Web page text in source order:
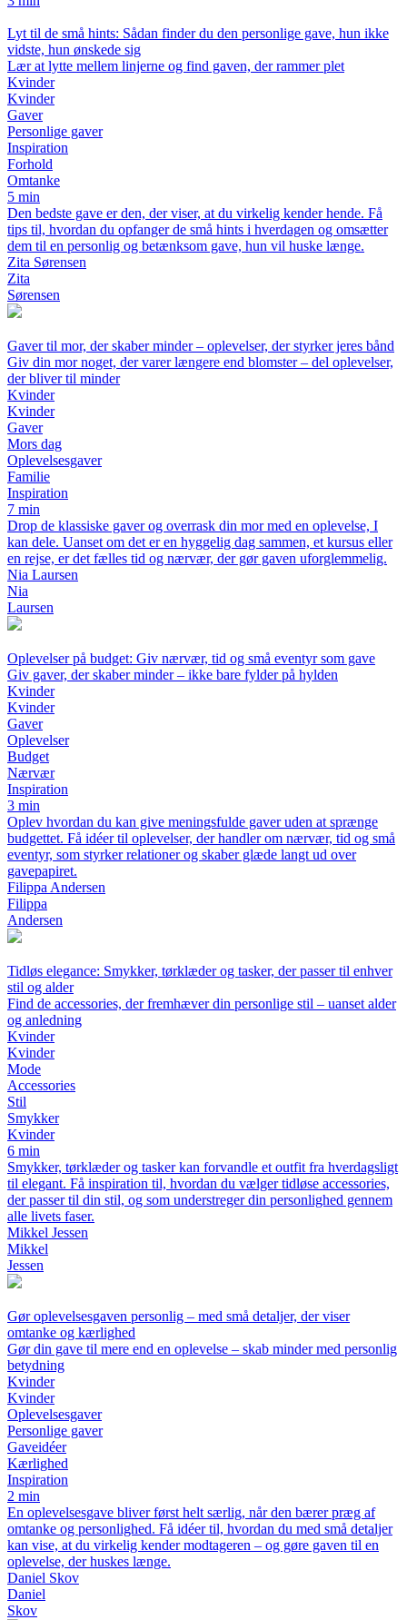
Lyt til de små hints: Sådan finder du den personlige gave, hun ikke
vidste, hun ønskede sig
Lær at lytte mellem linjerne og find gaven, der rammer plet
Kvinder
Kvinder
Gaver
Personlige gaver
Inspiration
Forhold
Omtanke
5 min
Den bedste gave er den, der viser, at du virkelig kender hende. Få
tips til, hvordan du opfanger de små hints i hverdagen og omsætter
dem til en personlig og betænksom gave, hun vil huske længe.
Zita Sørensen
Zita
Sørensen
Gaver til mor, der skaber minder – oplevelser, der styrker jeres bånd
Giv din mor noget, der varer længere end blomster – del oplevelser,
der bliver til minder
Kvinder
Kvinder
Gaver
Mors dag
Oplevelsesgaver
Familie
Inspiration
7 min
Drop de klassiske gaver og overrask din mor med en oplevelse, I
kan dele. Uanset om det er en hyggelig dag sammen, et kursus eller
en rejse, er det fælles tid og nærvær, der gør gaven uforglemmelig.
Nia Laursen
Nia
Laursen
Oplevelser på budget: Giv nærvær, tid og små eventyr som gave
Giv gaver, der skaber minder – ikke bare fylder på hylden
Kvinder
Kvinder
Gaver
Oplevelser
Budget
Nærvær
Inspiration
3 min
Oplev hvordan du kan give meningsfulde gaver uden at sprænge
budgettet. Få idéer til oplevelser, der handler om nærvær, tid og små
eventyr, som styrker relationer og skaber glæde langt ud over
gavepapiret.
Filippa Andersen
Filippa
Andersen
Tidløs elegance: Smykker, tørklæder og tasker, der passer til enhver
stil og alder
Find de accessories, der fremhæver din personlige stil – uanset alder
og anledning
Kvinder
Kvinder
Mode
Accessories
Stil
Smykker
Kvinder
6 min
Smykker, tørklæder og tasker kan forvandle et outfit fra hverdagsligt
til elegant. Få inspiration til, hvordan du vælger tidløse accessories,
der passer til din stil, og som understreger din personlighed gennem
alle livets faser.
Mikkel Jessen
Mikkel
Jessen
Gør oplevelsesgaven personlig – med små detaljer, der viser
omtanke og kærlighed
Gør din gave til mere end en oplevelse – skab minder med personlig
betydning
Kvinder
Kvinder
Oplevelsesgaver
Personlige gaver
Gaveidéer
Kærlighed
Inspiration
2 min
En oplevelsesgave bliver først helt særlig, når den bærer præg af
omtanke og personlighed. Få idéer til, hvordan du med små detaljer
kan vise, at du virkelig kender modtageren – og gøre gaven til en
oplevelse, der huskes længe.
Daniel Skov
Daniel
Skov